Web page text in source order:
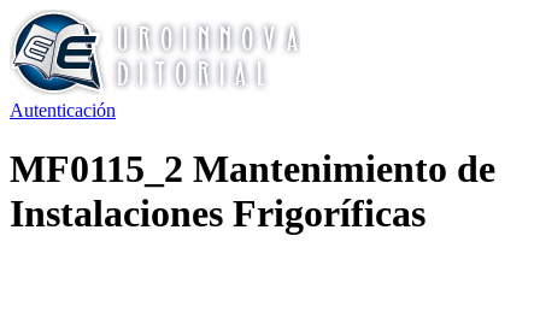
Autenticación
MF0115_2 Mantenimiento de
Instalaciones Frigoríficas